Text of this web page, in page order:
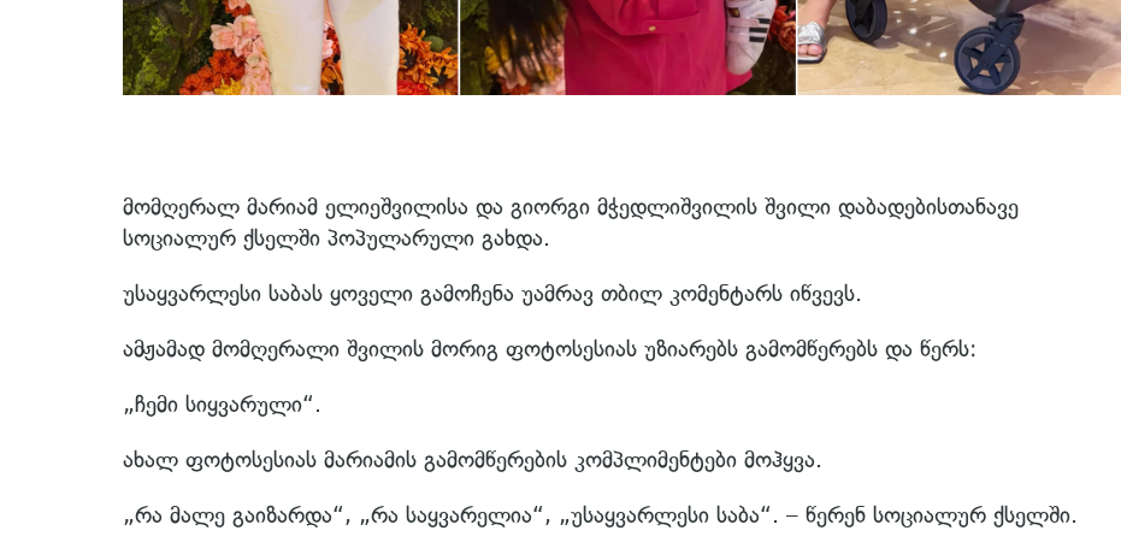
მომღერალ მარიამ ელიეშვილისა და გიორგი მჭედლიშვილის შვილი დაბადებისთანავე
სოციალურ ქსელში პოპულარული გახდა.
უსაყვარლესი საბას ყოველი გამოჩენა უამრავ თბილ კომენტარს იწვევს.
ამჟამად მომღერალი შვილის მორიგ ფოტოსესიას უზიარებს გამომწერებს და წერს:
„ჩემი სიყვარული“.
ახალ ფოტოსესიას მარიამის გამომწერების კომპლიმენტები მოჰყვა.
„რა მალე გაიზარდა“, „რა საყვარელია“, „უსაყვარლესი საბა“. – წერენ სოციალურ ქსელში.